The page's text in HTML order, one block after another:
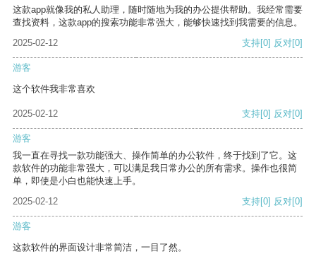
这款app就像我的私人助理，随时随地为我的办公提供帮助。我经常需要
查找资料，这款app的搜索功能非常强大，能够快速找到我需要的信息。
2025-02-12
支持[0] 反对[0]
游客
这个软件我非常喜欢
2025-02-12 支持[0] 反对[0]
游客
我一直在寻找一款功能强大、操作简单的办公软件，终于找到了它。这
款软件的功能非常强大，可以满足我日常办公的所有需求。操作也很简
单，即使是小白也能快速上手。
2025-02-12
支持[0] 反对[0]
游客
这款软件的界面设计非常简洁，一目了然。